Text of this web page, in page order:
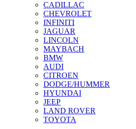
CADILLAC
CHEVROLET
INFINITI
JAGUAR
LINCOLN
MAYBACH
BMW
AUDI
CITROEN
DODGE/HUMMER
HYUNDAI
JEEP
LAND ROVER
TOYOTA